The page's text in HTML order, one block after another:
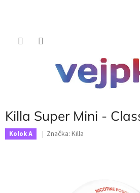
Killa Super Mini -
Kolok A Značka: Killa